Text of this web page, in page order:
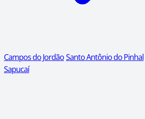
Campos do JordãoSanto Antônio do Pinhal
Sapucaí